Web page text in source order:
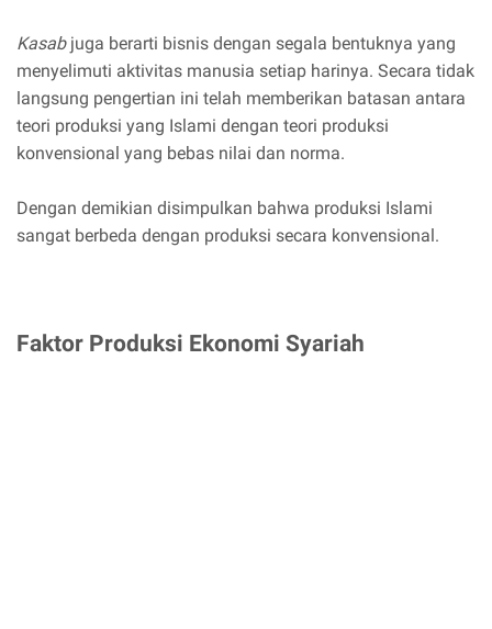
Kasab juga berarti bisnis dengan segala bentuknya yang
menyelimuti aktivitas manusia setiap harinya. Secara tidak
langsung pengertian ini telah memberikan batasan antara
teori produksi yang Islami dengan teori produksi
konvensional yang bebas nilai dan norma.
Dengan demikian disimpulkan bahwa produksi Islami
sangat berbeda dengan produksi secara konvensional.
Faktor Produksi Ekonomi Syariah